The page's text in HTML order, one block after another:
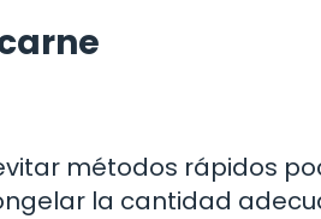
métodos rápidos
la cantidad